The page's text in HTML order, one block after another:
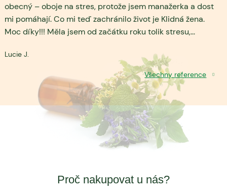
obecný – oboje na stres, protože jsem manažerka a dost
mi pomáhají. Co mi teď zachránilo život je Klidná žena.
Moc díky!!! Měla jsem od začátku roku tolik stresu,...
Lucie J.
Všechny reference
Proč nakupovat u nás?